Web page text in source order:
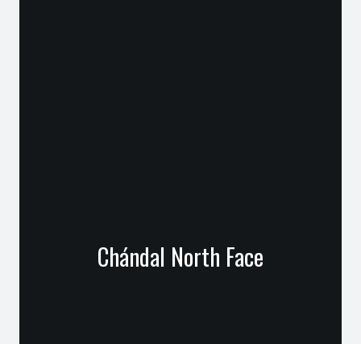
Chándal North Face